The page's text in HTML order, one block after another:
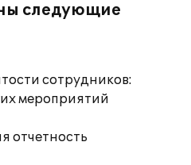
следующие
сотрудников:
мероприятий
отчетность